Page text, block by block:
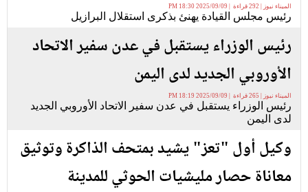
الميناء نيوز | 292 قراءة | 2025/09/09 18:30 PM
رئيس مجلس القيادة يهنئ بذكرى استقلال البرازيل
رئيس الوزراء يستقبل في عدن سفير الاتحاد
الأوروبي الجديد لدى اليمن
الميناء نيوز | 265 قراءة | 2025/09/09 18:19 PM
رئيس الوزراء يستقبل في عدن سفير الاتحاد الأوروبي الجديد
لدى اليمن
وكيل أول "تعز" يشيد بمتحف الذاكرة وتوثيق
معاناة حصار مليشيات الحوثي للمدينة